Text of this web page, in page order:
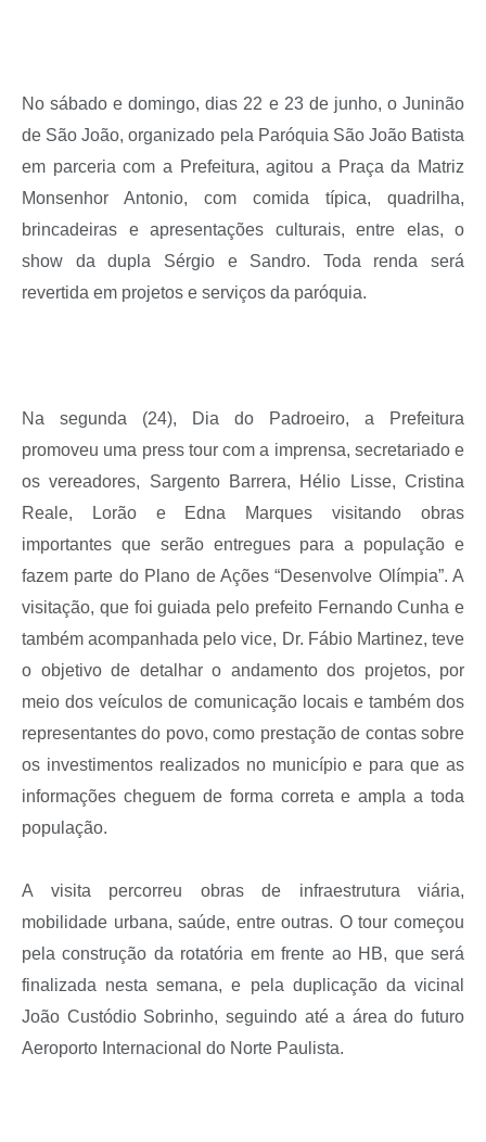
No sábado e domingo, dias 22 e 23 de junho, o Juninão
de São João, organizado pela Paróquia São João Batista
em parceria com a Prefeitura, agitou a Praça da Matriz
Monsenhor Antonio, com comida típica, quadrilha,
brincadeiras e apresentações culturais, entre elas, o
show da dupla Sérgio e Sandro. Toda renda será
revertida em projetos e serviços da paróquia.
Na segunda (24), Dia do Padroeiro, a Prefeitura
promoveu uma press tour com a imprensa, secretariado e
os vereadores, Sargento Barrera, Hélio Lisse, Cristina
Reale, Lorão e Edna Marques visitando obras
importantes que serão entregues para a população e
fazem parte do Plano de Ações “Desenvolve Olímpia”. A
visitação, que foi guiada pelo prefeito Fernando Cunha e
também acompanhada pelo vice, Dr. Fábio Martinez, teve
o objetivo de detalhar o andamento dos projetos, por
meio dos veículos de comunicação locais e também dos
representantes do povo, como prestação de contas sobre
os investimentos realizados no município e para que as
informações cheguem de forma correta e ampla a toda
população.
A visita percorreu obras de infraestrutura viária,
mobilidade urbana, saúde, entre outras. O tour começou
pela construção da rotatória em frente ao HB, que será
finalizada nesta semana, e pela duplicação da vicinal
João Custódio Sobrinho, seguindo até a área do futuro
Aeroporto Internacional do Norte Paulista.